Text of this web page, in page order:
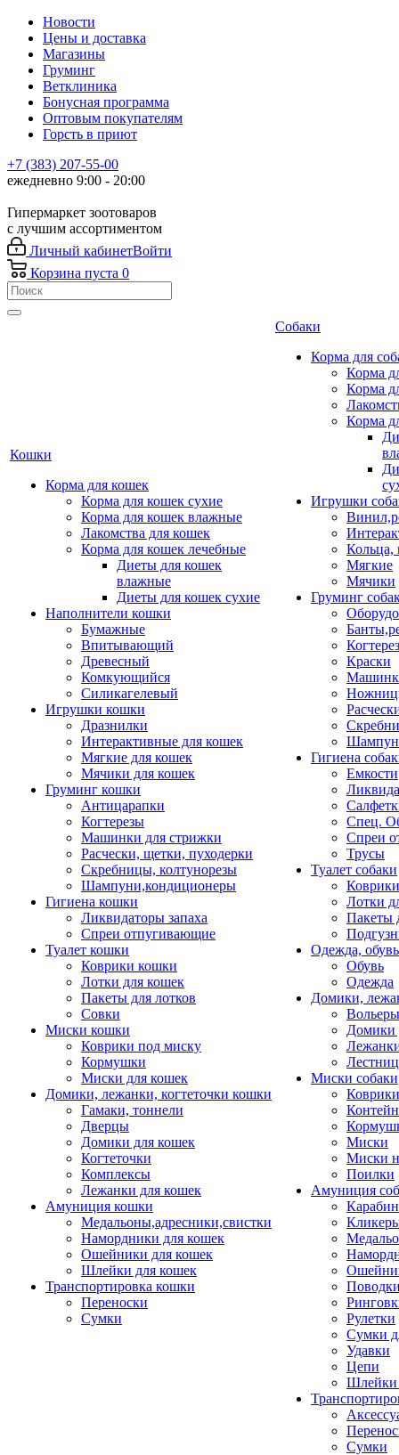
Новости
Цены и доставка
Магазины
Груминг
Ветклиника
Бонусная программа
Оптовым покупателям
Горсть в приют
+7 (383) 207-55-00
ежедневно 9:00 - 20:00
Гипермаркет зоотоваров
с лучшим ассортиментом
Личный кабинетВойти
Корзина пуста 0
Кошки
Корма для кошек
Корма для кошек сухие
Корма для кошек влажные
Лакомства для кошек
Корма для кошек лечебные
Диеты для кошек
влажные
Диеты для кошек сухие
Наполнители кошки
Бумажные
Впитывающий
Древесный
Комкующийся
Силикагелевый
Игрушки кошки
Дразнилки
Интерактивные для кошек
Мягкие для кошек
Мячики для кошек
Груминг кошки
Антицарапки
Когтерезы
Машинки для стрижки
Расчески, щетки, пуходерки
Скребницы, колтунорезы
Шампуни,кондиционеры
Гигиена кошки
Ликвидаторы запаха
Спреи отпугивающие
Туалет кошки
Коврики кошки
Лотки для кошек
Пакеты для лотков
Совки
Миски кошки
Коврики под миску
Кормушки
Миски для кошек
Домики, лежанки, когтеточки кошки
Гамаки, тоннели
Дверцы
Домики для кошек
Когтеточки
Комплексы
Лежанки для кошек
Амуниция кошки
Медальоны,адресники,свистки
Намордники для кошек
Ошейники для кошек
Шлейки для кошек
Транспортировка кошки
Переноски
Сумки
Собаки
Корма для
Корма
Корма
Корма
Игрушки
Кольца,
Мягкие
Мячики
Груминг
Краски
Гигиена
Емкости
Спец.
Спреи
Трусы
Туалет собаки
Коврики
Лотки
Пакеты
Одежда, обувь
Обувь
Одежда
Домики,
Домики
Миски собаки
Миски
Миски
Поилки
Амуниция
Рулетки
Сумки
Удавки
Цепи
Шлейки
Сумки